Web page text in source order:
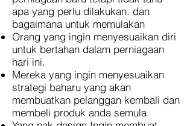
apa yang perlu dilakukan. dan
bagaimana untuk memulakan
Orang yang ingin menyesuaikan diri
untuk bertahan dalam perniagaan
hari ini.
Mereka yang ingin menyesuaikan
strategi baharu yang akan
membuatkan pelanggan kembali dan
membeli produk anda semula.